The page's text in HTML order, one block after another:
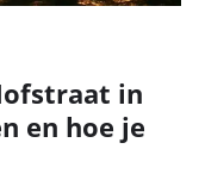
in
en hoe je